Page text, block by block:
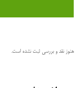
هنوز نقد و بررسی ثبت نشده است.